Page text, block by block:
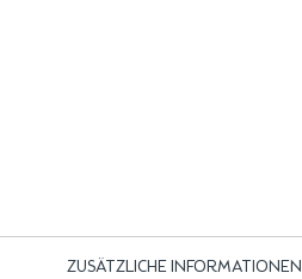
ZUSÄTZLICHE INFORMATIONEN